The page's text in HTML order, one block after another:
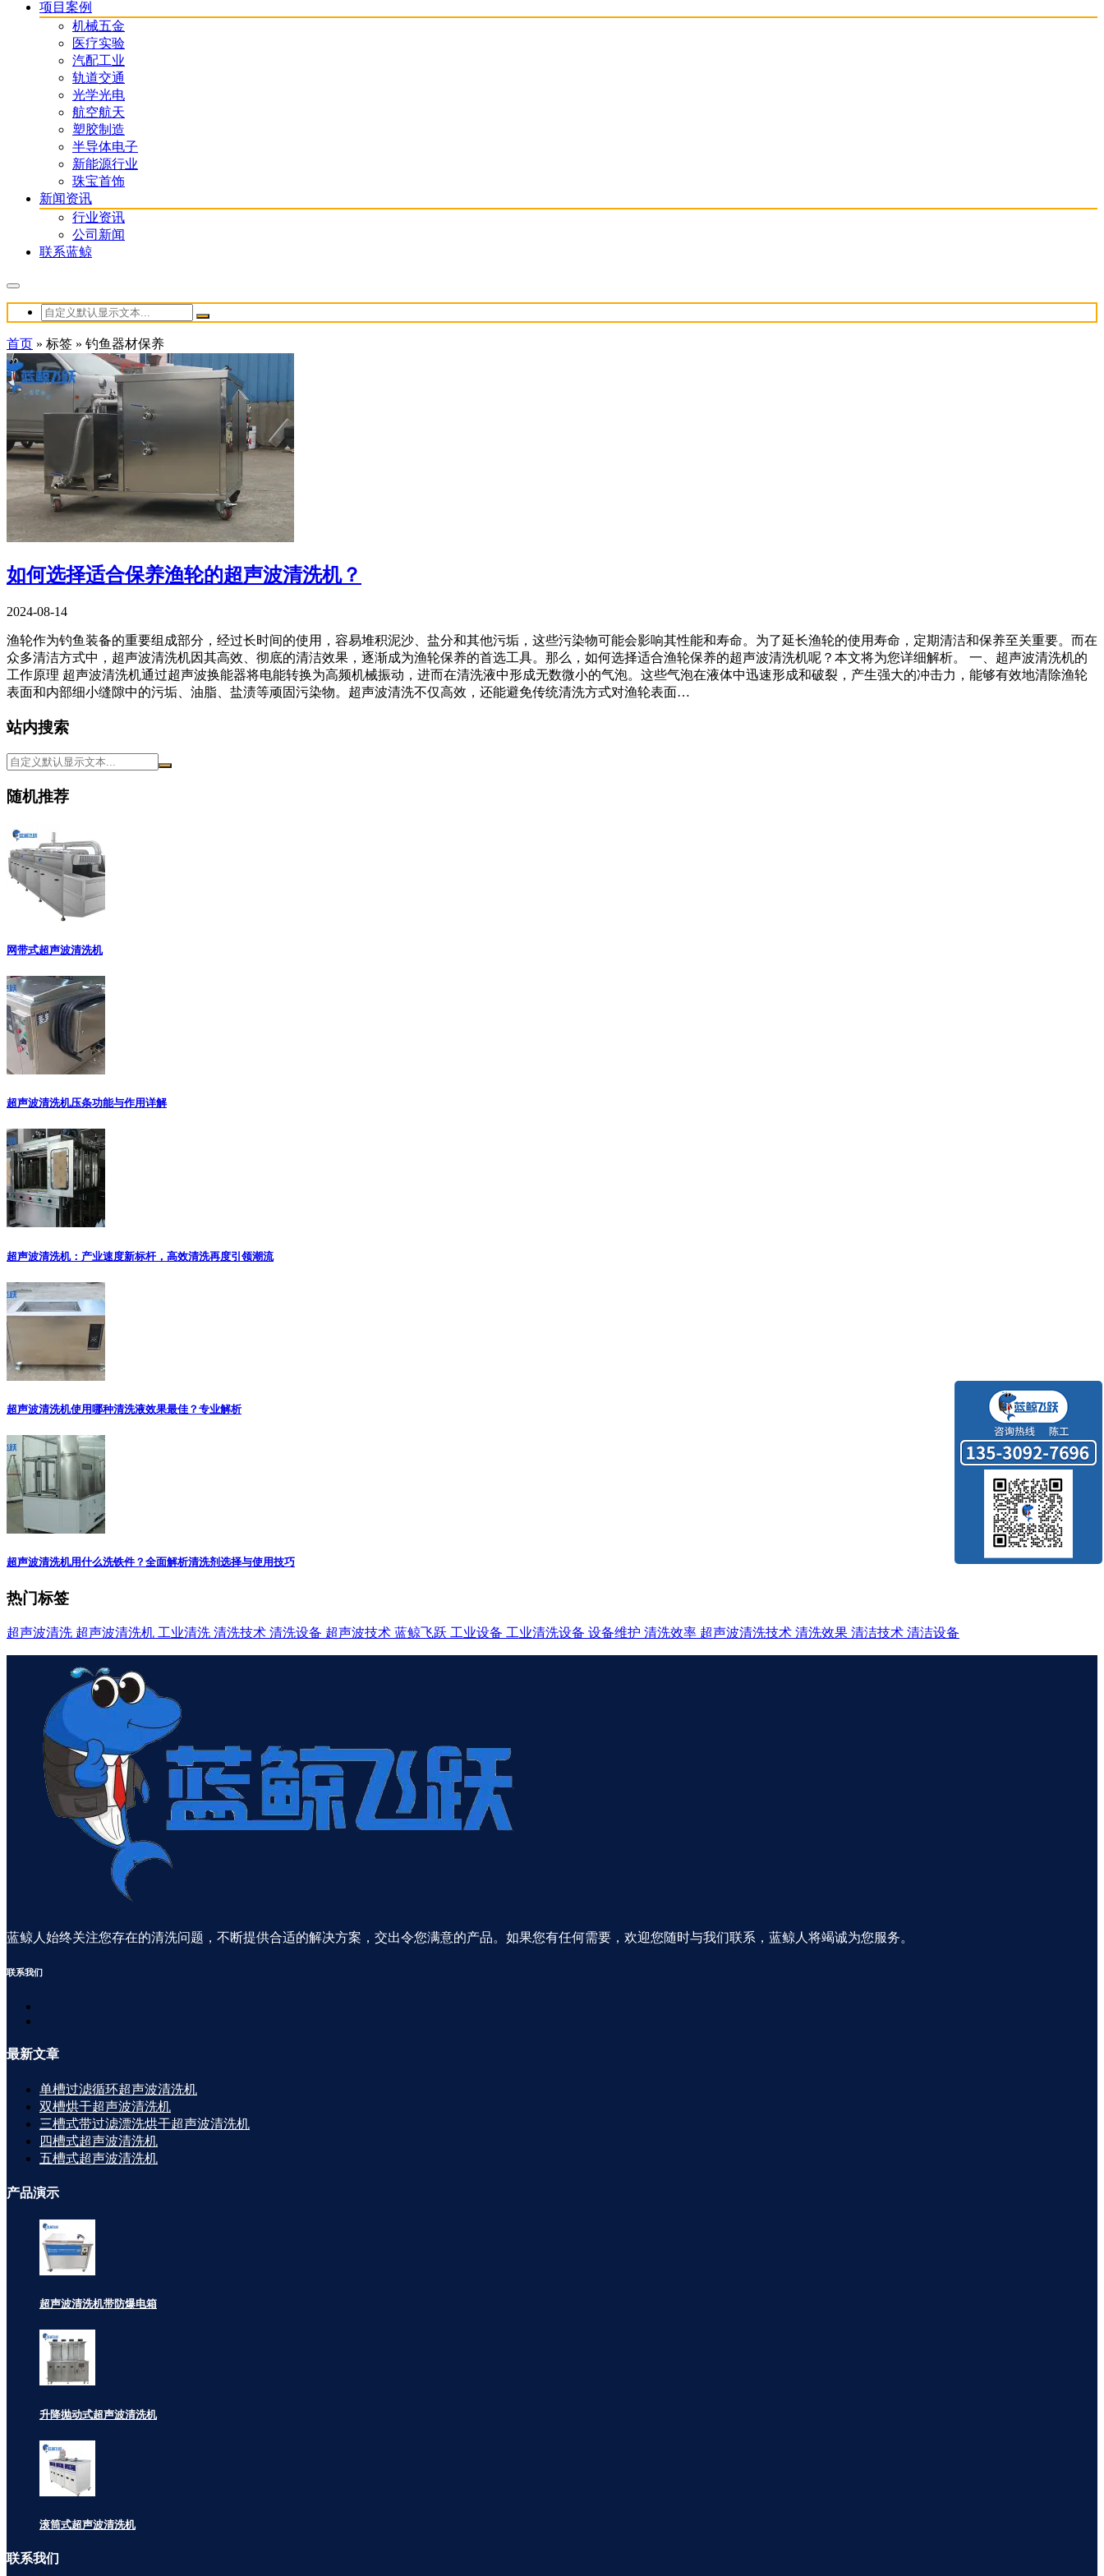
项目案例
机械五金
医疗实验
汽配工业
轨道交通
光学光电
航空航天
塑胶制造
半导体电子
新能源行业
珠宝首饰
新闻资讯
行业资讯
公司新闻
联系蓝鲸
首页 » 标签 » 钓鱼器材保养
如何选择适合保养渔轮的超声波清洗机？
2024-08-14
渔轮作为钓鱼装备的重要组成部分，经过长时间的使用，容易堆积泥沙、盐分和其他污垢，这些污染物可能会影响其性能和寿命。为了延长渔轮的使用寿命，定期清洁和保养至关重要。而在
众多清洁方式中，超声波清洗机因其高效、彻底的清洁效果，逐渐成为渔轮保养的首选工具。那么，如何选择适合渔轮保养的超声波清洗机呢？本文将为您详细解析。 一、超声波清洗机的
工作原理 超声波清洗机通过超声波换能器将电能转换为高频机械振动，进而在清洗液中形成无数微小的气泡。这些气泡在液体中迅速形成和破裂，产生强大的冲击力，能够有效地清除渔轮
表面和内部细小缝隙中的污垢、油脂、盐渍等顽固污染物。超声波清洗不仅高效，还能避免传统清洗方式对渔轮表面…
站内搜索
随机推荐
网带式超声波清洗机
超声波清洗机压条功能与作用详解
超声波清洗机：产业速度新标杆，高效清洗再度引领潮流
超声波清洗机使用哪种清洗液效果最佳？专业解析
超声波清洗机用什么洗铁件？全面解析清洗剂选择与使用技巧
热门标签
超声波清洗 超声波清洗机 工业清洗 清洗技术 清洗设备 超声波技术 蓝鲸飞跃 工业设备 工业清洗设备 设备维护 清洗效率 超声波清洗技术 清洗效果 清洁技术 清洁设备
蓝鲸人始终关注您存在的清洗问题，不断提供合适的解决方案，交出令您满意的产品。如果您有任何需要，欢迎您随时与我们联系，蓝鲸人将竭诚为您服务。
联系我们
最新文章
单槽过滤循环超声波清洗机
双槽烘干超声波清洗机
三槽式带过滤漂洗烘干超声波清洗机
四槽式超声波清洗机
五槽式超声波清洗机
产品演示
超声波清洗机带防爆电箱
升降抛动式超声波清洗机
滚筒式超声波清洗机
联系我们